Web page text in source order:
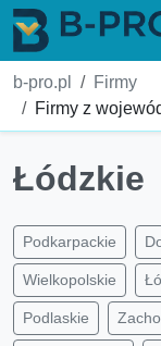
b-pro.pl
Firmy
Firmy z
Łódzkie
Podkarpackie
Wielkopolskie
Podlaskie